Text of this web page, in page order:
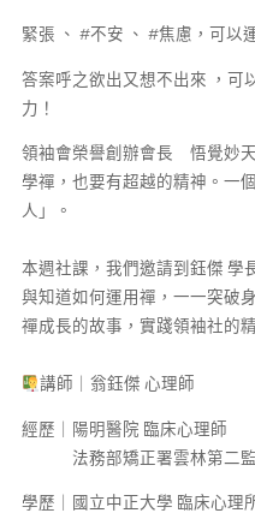
緊張 、 #不安 、 #焦慮，可以
答案呼之欲出又想不出來 ，可
力！
領袖會榮譽創辦會長 悟覺妙
學禪，也要有超越的精神。一
人」。
本週社課，我們邀請到鈺傑 學
與知道如何運用禪，一一突破
禪成長的故事，實踐領袖社的
講師｜翁鈺傑 心理師
經歷｜陽明醫院 臨床心理師
法務部矯正署雲林第二監
學歷｜國立中正大學 臨床心理